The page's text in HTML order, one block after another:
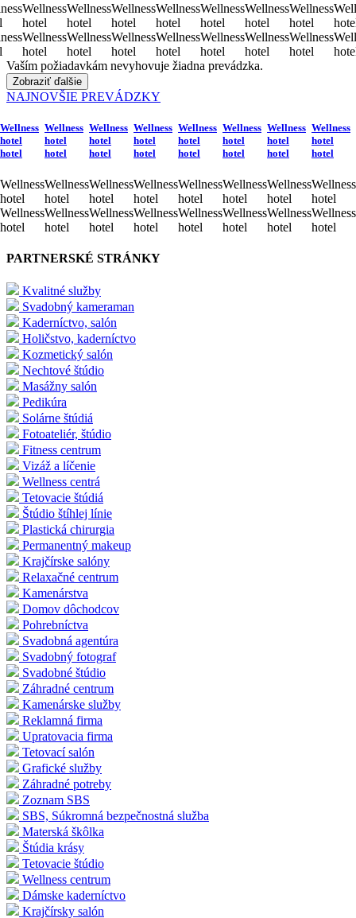
Wellness
hotel
Wellness
hotel
Wellness
hotel
Wellness
hotel
Wellness
hotel
Wellness
hotel
Wellness
hotel
Wellness
hotel
Wellness
hotel
Wellness
hotel
Wellness
hotel
Wellness
hotel
Wellness
hotel
Wellness
hotel
Vaším požiadavkám nevyhovuje žiadna prevádzka.
Zobraziť ďalšie
NAJNOVŠIE PREVÁDZKY
Wellness
hotel
hotel
Wellness
hotel
Wellness
hotel
Wellness
hotel
hotel
Wellness
hotel
Wellness
hotel
Wellness
hotel
hotel
Wellness
hotel
Wellness
hotel
Wellness
hotel
hotel
Wellness
hotel
Wellness
hotel
Wellness
hotel
hotel
Wellness
hotel
Wellness
hotel
Wellness
hotel
hotel
Wellness
hotel
Wellness
hotel
Wellness
hotel
hotel
Wellness
hotel
Wellness
hotel
Wellness
hotel
hotel
Wellness
hotel
Wellness
hotel
PARTNERSKÉ STRÁNKY
Kvalitné služby
Svadobný kameraman
Kaderníctvo, salón
Holičstvo, kaderníctvo
Kozmetický salón
Nechtové štúdio
Masážny salón
Pedikúra
Solárne štúdiá
Fotoateliér, štúdio
Fitness centrum
Vizáž a líčenie
Wellness centrá
Tetovacie štúdiá
Štúdio štíhlej línie
Plastická chirurgia
Permanentný makeup
Krajčírske salóny
Relaxačné centrum
Kamenárstva
Domov dôchodcov
Pohrebníctva
Svadobná agentúra
Svadobný fotograf
Svadobné štúdio
Záhradné centrum
Kamenárske služby
Reklamná firma
Upratovacia firma
Tetovací salón
Grafické služby
Záhradné potreby
Zoznam SBS
SBS, Súkromná bezpečnostná služba
Materská škôlka
Štúdia krásy
Tetovacie štúdio
Wellness centrum
Dámske kaderníctvo
Krajčírsky salón